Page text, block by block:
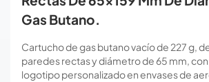
Gas Butano.
Cartucho de gas butano vacío de 227 g,
paredes rectas y diámetro de 65 mm,
logotipo personalizado en envases de